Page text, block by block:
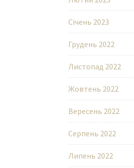
Січень 2023
Грудень 2022
Листопад 2022
Жовтень 2022
Вересень 2022
Серпень 2022
Липень 2022